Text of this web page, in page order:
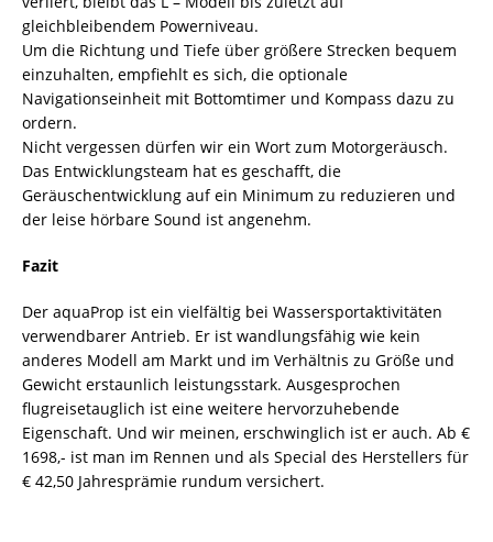
gleichbleibendem Powerniveau.
Um die Richtung und Tiefe über größere Strecken bequem
einzuhalten, empfiehlt es sich, die optionale
Navigationseinheit mit Bottomtimer und Kompass dazu zu
ordern.
Nicht vergessen dürfen wir ein Wort zum Motorgeräusch.
Das Entwicklungsteam hat es geschafft, die
Geräuschentwicklung auf ein Minimum zu reduzieren und
der leise hörbare Sound ist angenehm.
Fazit
Der aquaProp ist ein vielfältig bei Wassersportaktivitäten
verwendbarer Antrieb. Er ist wandlungsfähig wie kein
anderes Modell am Markt und im Verhältnis zu Größe und
Gewicht erstaunlich leistungsstark. Ausgesprochen
flugreisetauglich ist eine weitere hervorzuhebende
Eigenschaft. Und wir meinen, erschwinglich ist er auch. Ab €
1698,- ist man im Rennen und als Special des Herstellers für
€ 42,50 Jahresprämie rundum versichert.